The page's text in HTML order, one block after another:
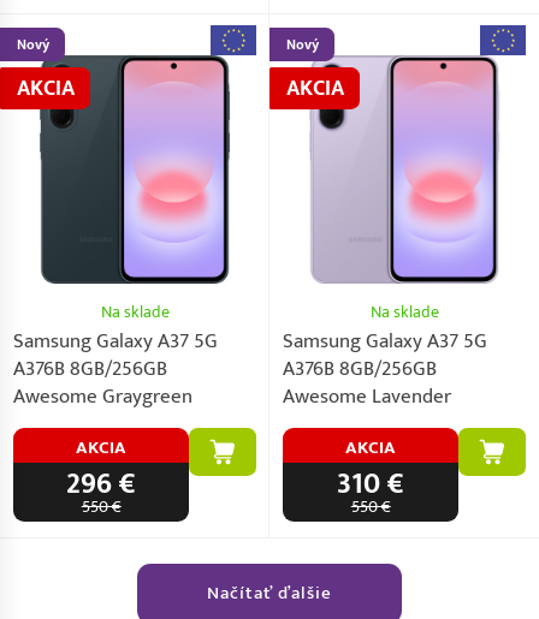
Nový
AKCIA
Na sklade
Samsung Galaxy A37 5G
A376B 8GB/256GB
Awesome Graygreen
AKCIA
296 €
550 €
Nový
AKCIA
Na sklade
Samsung Galaxy A37 5G
A376B 8GB/256GB
Awesome Lavender
AKCIA
310 €
550 €
Načítať ďalšie